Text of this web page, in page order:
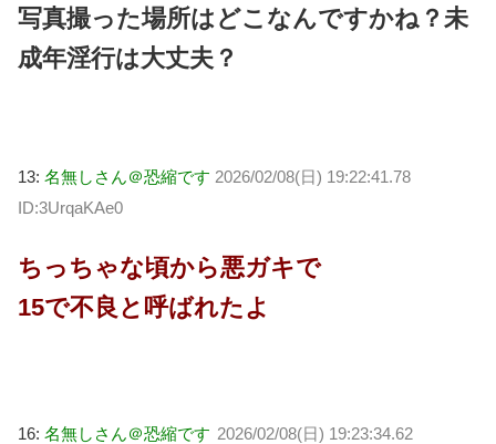
写真撮った場所はどこなんですかね？未
成年淫行は大丈夫？
13: 名無しさん＠恐縮です 2026/02/08(日) 19:22:41.78
ID:3UrqaKAe0
ちっちゃな頃から悪ガキで
15で不良と呼ばれたよ
16: 名無しさん＠恐縮です 2026/02/08(日) 19:23:34.62